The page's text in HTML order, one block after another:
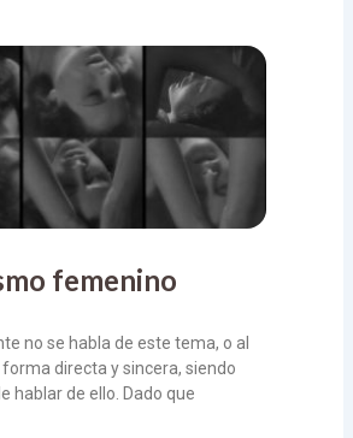
femenino
no se habla de este tema, o al
directa y sincera, siendo
hablar de ello. Dado que